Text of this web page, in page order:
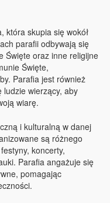
która skupia się wokół
parafii odbywają się
Święte oraz inne religijne
Święte,
Parafia jest również
ludzie wierzący, aby
wiarę.
i kulturalną w danej
są różnego
koncerty,
Parafia angażuje się
pomagając